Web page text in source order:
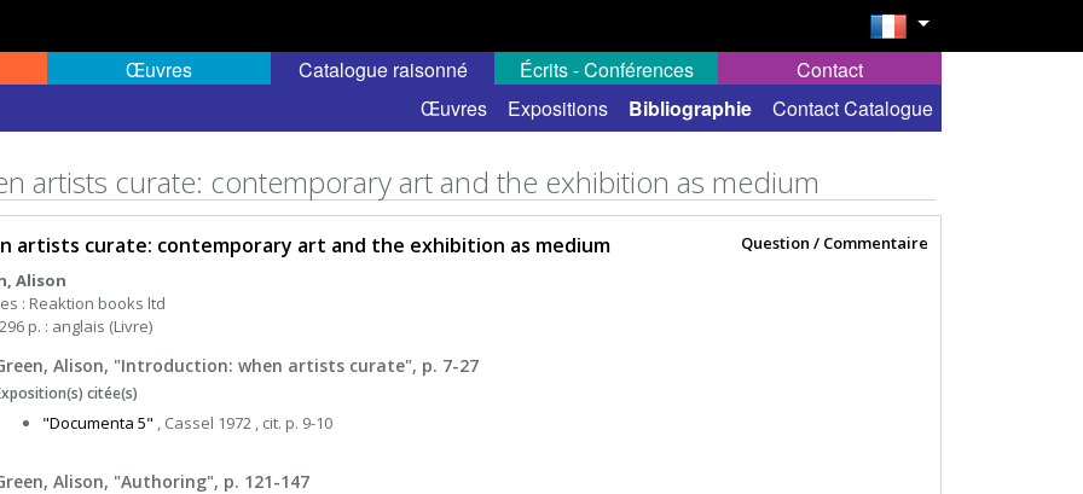
Œuvres
Catalogue raisonné
Œuvres Expositions Bibliographie Contact Catalogue
Écrits - Conférences Contact
artists curate: contemporary art and the exhibition as medium
artists curate: contemporary art and the exhibition as medium
Question / Commentaire
Alison
: Reaktion books ltd
p. : anglais (Livre)
Alison, "Introduction: when artists curate", p. 7-27
citée(s)
"Documenta 5" , Cassel 1972 , cit. p. 9-10
Alison, "Authoring", p. 121-147